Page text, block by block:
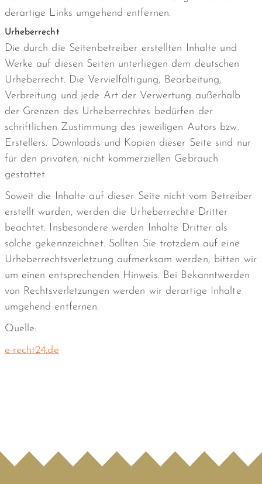
derartige Links umgehend entfernen.
Urheberrecht
Die durch die Seitenbetreiber erstellten Inhalte und
Werke auf diesen Seiten unterliegen dem deutschen
Urheberrecht. Die Vervielfältigung, Bearbeitung,
Verbreitung und jede Art der Verwertung außerhalb
der Grenzen des Urheberrechtes bedürfen der
schriftlichen Zustimmung des jeweiligen Autors bzw.
Erstellers. Downloads und Kopien dieser Seite sind nur
für den privaten, nicht kommerziellen Gebrauch
gestattet.
Soweit die Inhalte auf dieser Seite nicht vom Betreiber
erstellt wurden, werden die Urheberrechte Dritter
beachtet. Insbesondere werden Inhalte Dritter als
solche gekennzeichnet. Sollten Sie trotzdem auf eine
Urheberrechtsverletzung aufmerksam werden, bitten wir
um einen entsprechenden Hinweis. Bei Bekanntwerden
von Rechtsverletzungen werden wir derartige Inhalte
umgehend entfernen.
Quelle:
e-recht24.de